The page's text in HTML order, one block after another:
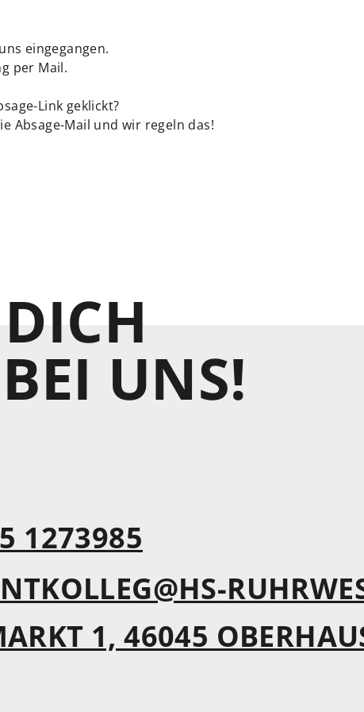
eingegangen.
per Mail.
Link geklickt?
Absage-Mail und wir regeln das!
UNS!
1273985
1, 46045